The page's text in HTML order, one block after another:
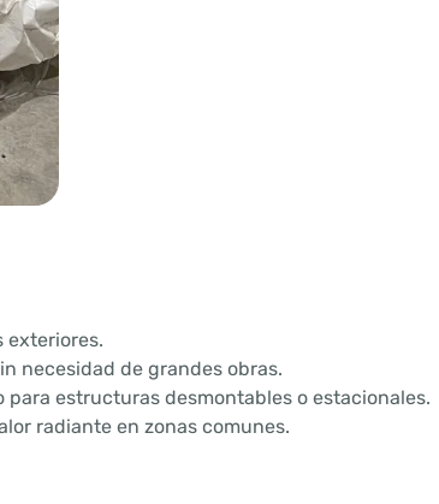
exteriores.
necesidad de grandes obras.
estructuras desmontables o estacionales.
radiante en zonas comunes.